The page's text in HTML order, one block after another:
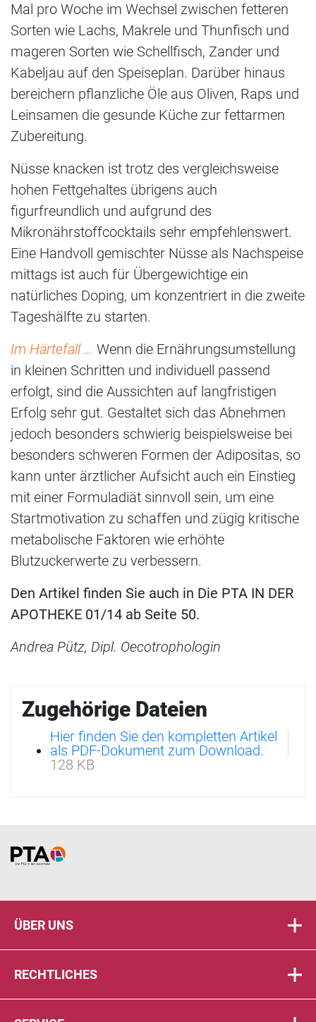
Mal pro Woche im Wechsel zwischen fetteren
Sorten wie Lachs, Makrele und Thunfisch und
mageren Sorten wie Schellfisch, Zander und
Kabeljau auf den Speiseplan. Darüber hinaus
bereichern pflanzliche Öle aus Oliven, Raps und
Leinsamen die gesunde Küche zur fettarmen
Zubereitung.
Nüsse knacken ist trotz des vergleichsweise
hohen Fettgehaltes übrigens auch
figurfreundlich und aufgrund des
Mikronährstoffcocktails sehr empfehlenswert.
Eine Handvoll gemischter Nüsse als Nachspeise
mittags ist auch für Übergewichtige ein
natürliches Doping, um konzentriert in die zweite
Tageshälfte zu starten.
Im Härtefall … Wenn die Ernährungsumstellung
in kleinen Schritten und individuell passend
erfolgt, sind die Aussichten auf langfristigen
Erfolg sehr gut. Gestaltet sich das Abnehmen
jedoch besonders schwierig beispielsweise bei
besonders schweren Formen der Adipositas, so
kann unter ärztlicher Aufsicht auch ein Einstieg
mit einer Formuladiät sinnvoll sein, um eine
Startmotivation zu schaffen und zügig kritische
metabolische Faktoren wie erhöhte
Blutzuckerwerte zu verbessern.
Den Artikel finden Sie auch in Die PTA IN DER
APOTHEKE 01/14 ab Seite 50.
Andrea Pütz, Dipl. Oecotrophologin
Zugehörige Dateien
Hier finden Sie den kompletten Artikel
als PDF-Dokument zum Download.
128 KB
Home
ÜBER UNS
RECHTLICHES